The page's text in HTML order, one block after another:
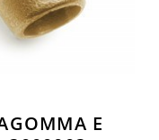
E